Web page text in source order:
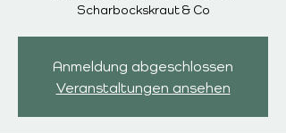
Scharbockskraut & Co
Anmeldung abgeschlossen
Veranstaltungen ansehen